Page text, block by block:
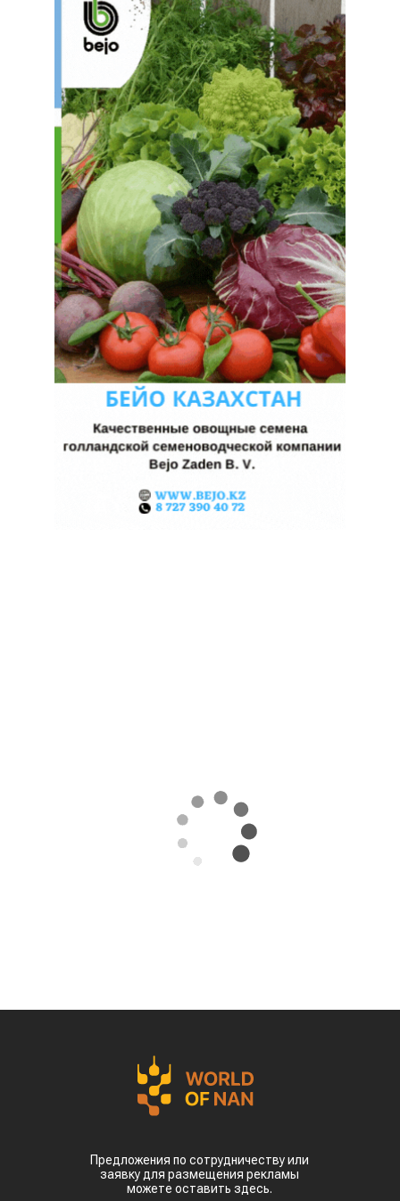
За первые пять месяцев этого года аграрии
Казахстана совершили масштабный прорыв
на мировом рынке зернобобовых, продав за
страны мира. Ключевым торговым партнером
остается Турция, которая увеличила закупки в
пять раз и импортировала 63,4 тыс. тонн.
Главной сенсацией отчетного периода стал
текущего года КНР выкупила сразу 14,2 тыс.
тонн казахстанской чечевицы.